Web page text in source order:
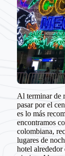
Al terminar de
pasar por el
es lo más
encontramos
colombiana,
lugares de
hotel alrededor